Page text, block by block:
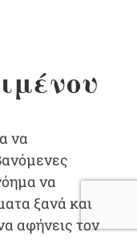
να
να
ξανά και
αφήνεις τον